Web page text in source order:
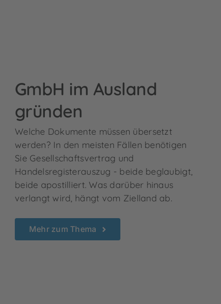
GmbH im Ausland
gründen
Welche Dokumente müssen übersetzt
werden? In den meisten Fällen benötigen
Sie Gesellschaftsvertrag und
Handelsregisterauszug - beide beglaubigt,
beide apostilliert. Was darüber hinaus
verlangt wird, hängt vom Zielland ab.
Mehr zum Thema